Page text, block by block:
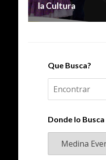
la Cultura
Que Busca?
Donde lo Busca